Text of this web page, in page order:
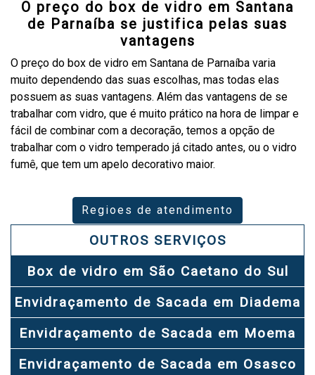
O preço do box de vidro em Santana
de Parnaíba se justifica pelas suas
vantagens
O preço do box de vidro em Santana de Parnaíba varia
muito dependendo das suas escolhas, mas todas elas
possuem as suas vantagens. Além das vantagens de se
trabalhar com vidro, que é muito prático na hora de limpar e
fácil de combinar com a decoração, temos a opção de
trabalhar com o vidro temperado já citado antes, ou o vidro
fumê, que tem um apelo decorativo maior.
Regioes de atendimento
OUTROS SERVIÇOS
Box de vidro em São Caetano do Sul
Envidraçamento de Sacada em Diadema
Envidraçamento de Sacada em Moema
Envidraçamento de Sacada em Osasco